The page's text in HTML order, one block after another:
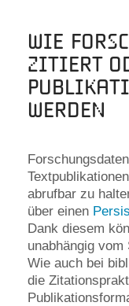
Wie
zitiert
werden
abrufbar zu
über einen
Dank diesem
unabhängig
Wie auch bei
die